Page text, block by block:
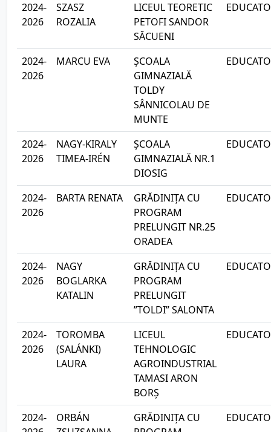
2024-
2026
SZASZ
ROZALIA
LICEUL TEORETIC
PETOFI SANDOR
SĂCUENI
2024-
2026
MARCU EVA
ȘCOALA
GIMNAZIALĂ
TOLDY
SÂNNICOLAU DE
MUNTE
2024-
2026
NAGY-KIRALY
TIMEA-IRÉN
ȘCOALA
GIMNAZIALĂ NR.1
DIOSIG
2024-
2026
BARTA RENATA
GRĂDINIȚA CU
PROGRAM
PRELUNGIT NR.25
ORADEA
2024-
2026
NAGY
BOGLARKA
KATALIN
GRĂDINIȚA CU
PROGRAM
PRELUNGIT
”TOLDI” SALONTA
2024-
2026
TOROMBA
(SALÁNKI)
LAURA
LICEUL
TEHNOLOGIC
AGROINDUSTRIAL
TAMASI ARON
BORȘ
2024-
ORBÁN
GRĂDINIȚA CU